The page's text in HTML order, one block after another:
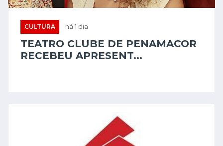
CULTURA há 1 dia
TEATRO CLUBE DE PENAMACOR
RECEBEU APRESENT...